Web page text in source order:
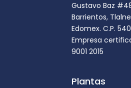
Gustavo Baz
Barrientos,
Edomex. C.P.
Empresa
9001 2015
Plantas